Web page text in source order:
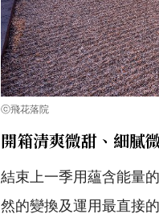
ⓒ飛花落院
開箱清爽微甜、細膩
結束上一季用蘊含能量
然的變換及運用最直接